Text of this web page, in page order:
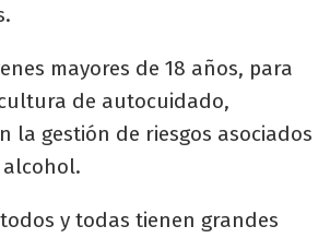
mayores de 18 años, para
de autocuidado,
la gestión de riesgos asociados
y todas tienen grandes